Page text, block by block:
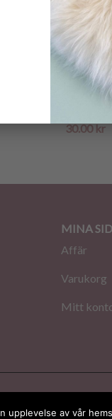
30.00 kr
MINA
Affär
Varukorg
Mitt
av vår